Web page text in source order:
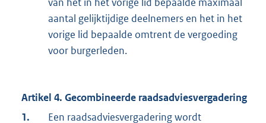
aantal gelijktijdige deelnemers en het in het
vorige lid bepaalde omtrent de vergoeding
voor burgerleden.
Artikel 4. Gecombineerde raadsadviesvergadering
1.
Een raadsadviesvergadering wordt